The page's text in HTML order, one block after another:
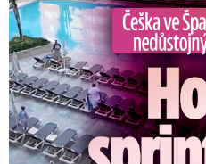
Češka ve Španělsku natočila